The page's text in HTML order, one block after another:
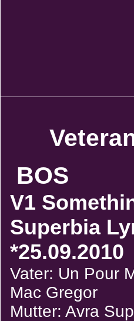
BOS
V1
Superbia
*25.09.2010
Vater: Un Pour
Mac Gregor
Mutter: Avra